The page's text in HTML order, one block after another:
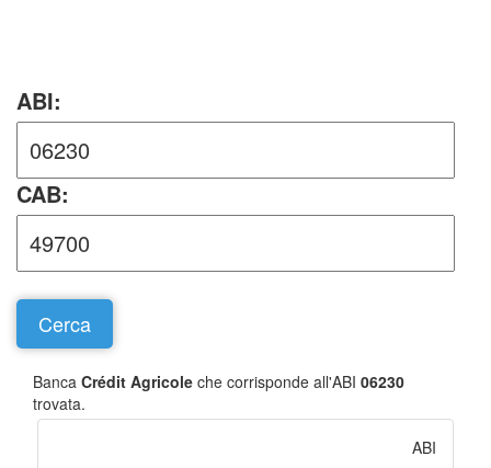
ABI:
CAB:
Banca Crédit Agricole che corrisponde all'ABI 06230
trovata.
ABI